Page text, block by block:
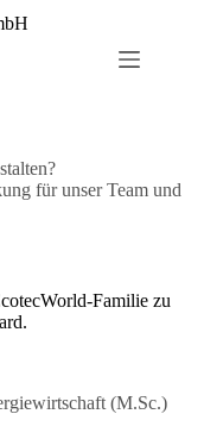
für unser Team und
Familie zu
(M.Sc.)